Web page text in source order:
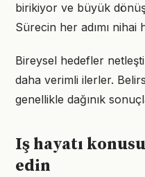
birikiyor ve büyük
Sürecin her adımı nihai
Bireysel hedefler
daha verimli ilerler.
genellikle dağınık
Iş hayatı
edin